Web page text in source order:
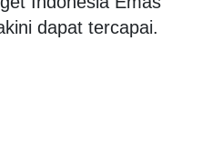
dapat tercapai.